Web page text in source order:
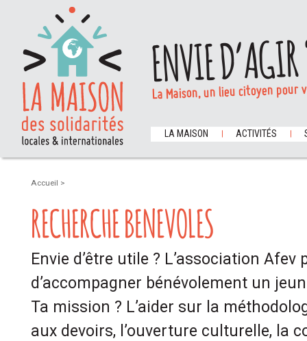
ENVIE
La Maison, un lieu citoyen
LA MAISON ACTIVITÉS
Accueil >
RECHERCHE BENEVOLES
Envie d’être utile ? L’association Afev
d’accompagner bénévolement un
Ta mission ? L’aider sur la
aux devoirs, l’ouverture culturelle, la